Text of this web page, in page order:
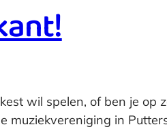
wil spelen, of ben je op
muziekvereniging in